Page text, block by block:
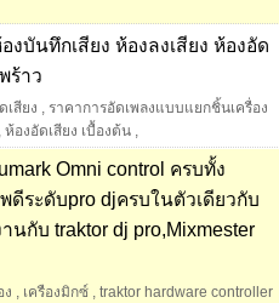
บันทึกเสียง ห้องลงเสียง ห้องอัด
ร้าว
เสียง , ราคาการอัดเพลงแบบแยกชิ้นเครื่อง
, ห้องอัดเสียง เบื้องต้น ,
Omni control ครบทั้ง
ระดับpro djครบในตัวเดียวกับ
นกับ traktor dj pro,Mixmester
ง , เครืองมิกซ์ , traktor hardware controller